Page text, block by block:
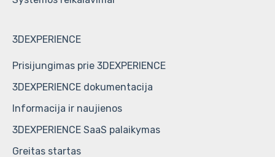
3DEXPERIENCE
Prisijungimas prie 3DEXPERIENCE
3DEXPERIENCE dokumentacija
Informacija ir naujienos
3DEXPERIENCE SaaS palaikymas
Greitas startas